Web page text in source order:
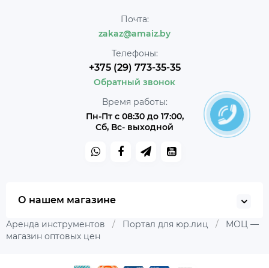
Почта:
zakaz@amaiz.by
Телефоны:
+375 (29) 773-35-35
Обратный звонок
Время работы:
Пн-Пт с 08:30 до 17:00,
Сб, Вс- выходной
О нашем магазине
Аренда инструментов / Портал для юр.лиц /
МОЦ —
магазин оптовых цен